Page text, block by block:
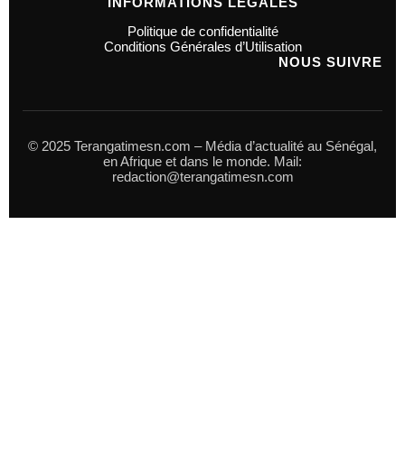
Politique de confidentialité
Conditions Générales d’Utilisation
NOUS SUIVRE
© 2025 Terangatimesn.com – Média d’actualité au Sénégal,
en Afrique et dans le monde. Mail:
redaction@terangatimesn.com